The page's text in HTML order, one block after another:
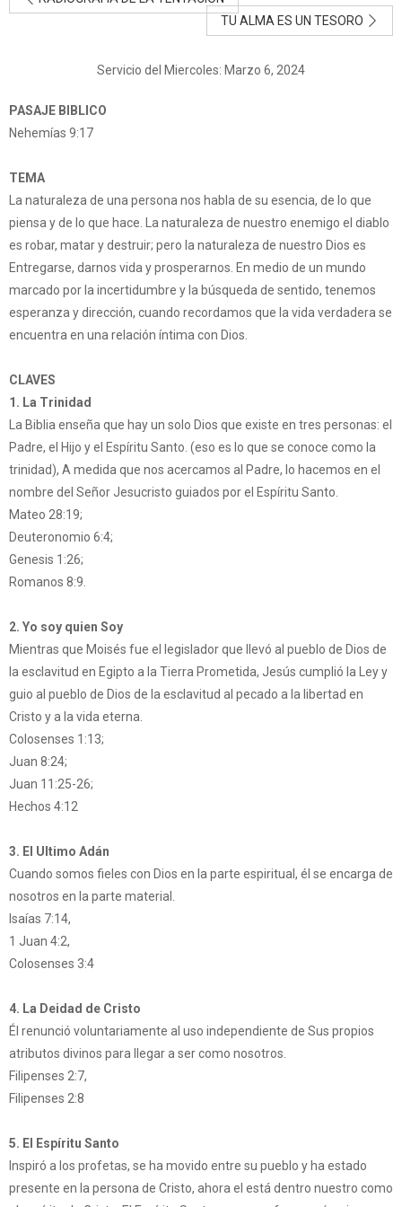
TU ALMA ES UN TESORO
Servicio del Miercoles: Marzo 6, 2024
PASAJE BIBLICO
Nehemías 9:17
TEMA
La naturaleza de una persona nos habla de su esencia, de lo que
piensa y de lo que hace. La naturaleza de nuestro enemigo el diablo
es robar, matar y destruir; pero la naturaleza de nuestro Dios es
Entregarse, darnos vida y prosperarnos. En medio de un mundo
marcado por la incertidumbre y la búsqueda de sentido, tenemos
esperanza y dirección, cuando recordamos que la vida verdadera se
encuentra en una relación íntima con Dios.
CLAVES
1. La Trinidad
La Biblia enseña que hay un solo Dios que existe en tres personas: el
Padre, el Hijo y el Espíritu Santo. (eso es lo que se conoce como la
trinidad), A medida que nos acercamos al Padre, lo hacemos en el
nombre del Señor Jesucristo guiados por el Espíritu Santo.
Mateo 28:19;
Deuteronomio 6:4;
Genesis 1:26;
Romanos 8:9.
2. Yo soy quien Soy
Mientras que Moisés fue el legislador que llevó al pueblo de Dios de
la esclavitud en Egipto a la Tierra Prometida, Jesús cumplió la Ley y
guio al pueblo de Dios de la esclavitud al pecado a la libertad en
Cristo y a la vida eterna.
Colosenses 1:13;
Juan 8:24;
Juan 11:25-26;
Hechos 4:12
3. El Ultimo Adán
Cuando somos fieles con Dios en la parte espiritual, él se encarga de
nosotros en la parte material.
Isaías 7:14,
1 Juan 4:2,
Colosenses 3:4
4. La Deidad de Cristo
Él renunció voluntariamente al uso independiente de Sus propios
atributos divinos para llegar a ser como nosotros.
Filipenses 2:7,
Filipenses 2:8
5. El Espíritu Santo
Inspiró a los profetas, se ha movido entre su pueblo y ha estado
presente en la persona de Cristo, ahora el está dentro nuestro como